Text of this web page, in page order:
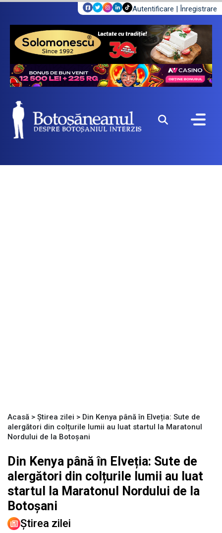
Autentificare | Înregistrare
Acasă > Știrea zilei > Din Kenya până în Elveția: Sute de
alergători din colțurile lumii au luat startul la Maratonul
Nordului de la Botoșani
Din Kenya până în Elveția: Sute de
alergători din colțurile lumii au luat
startul la Maratonul Nordului de la
Botoșani
Știrea zilei